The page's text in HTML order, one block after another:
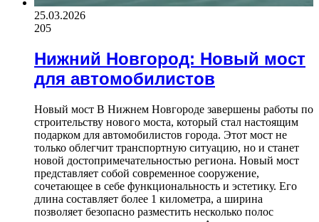
25.03.2026
205
Нижний Новгород: Новый мост
для автомобилистов
Новый мост В Нижнем Новгороде завершены работы по
строительству нового моста, который стал настоящим
подарком для автомобилистов города. Этот мост не
только облегчит транспортную ситуацию, но и станет
новой достопримечательностью региона. Новый мост
представляет собой современное сооружение,
сочетающее в себе функциональность и эстетику. Его
длина составляет более 1 километра, а ширина
позволяет безопасно разместить несколько полос